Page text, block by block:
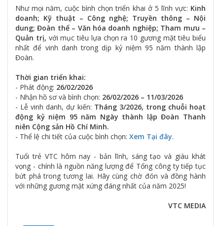
Như mọi năm, cuộc bình chọn triển khai ở 5 lĩnh vực: Kinh
doanh; Kỹ thuật – Công nghệ; Truyền thông – Nội
dung; Đoàn thể – Văn hóa doanh nghiệp; Tham mưu –
Quản trị, với mục tiêu lựa chọn ra 10 gương mặt tiêu biểu
nhất để vinh danh trong dịp kỷ niệm 95 năm thành lập
Đoàn.
Thời gian triển khai:
- Phát động: 26/02/2026
- Nhận hồ sơ và bình chọn: 26/02/2026 – 11/03/2026
- Lễ vinh danh, dự kiến: Tháng 3/2026, trong chuỗi hoạt
động kỷ niệm 95 năm Ngày thành lập Đoàn Thanh
niên Cộng sản Hồ Chí Minh.
- Thể lệ chi tiết của cuộc bình chọn: Xem Tại đây.
Tuổi trẻ VTC hôm nay - bản lĩnh, sáng tạo và giàu khát
vọng - chính là nguồn năng lượng để Tổng công ty tiếp tục
bứt phá trong tương lai. Hãy cùng chờ đón và đồng hành
với những gương mặt xứng đáng nhất của năm 2025!
VTC MEDIA